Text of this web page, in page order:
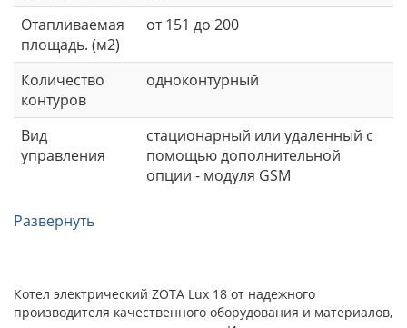
Отапливаемая
площадь. (м2)
от 151 до 200
Количество
контуров
одноконтурный
Вид
управления
стационарный или удаленный с
помощью дополнительной
опции - модуля GSM
Развернуть
Котел электрический ZOTA Lux 18 от надежного
производителя качественного оборудования и материалов,